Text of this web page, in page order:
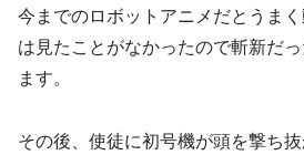
今までのロボットアニメだとうま
は見たことがなかったので斬新だ
ます。
その後、使徒に初号機が頭を撃ち